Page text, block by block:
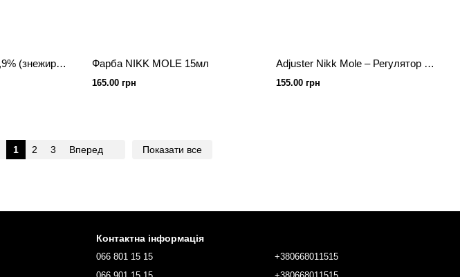
Сольовий розчин 0,9% (знежирювач) Nikk Mole 200г Фарба NIKK MOLE 15мл
165.00 грн
Adjuster Nikk Mole – Регулятор насиченості кольору
155.00 грн
1 2 3 Вперед Показати все
Контактна інформація
066 801 15 15
+380668011515